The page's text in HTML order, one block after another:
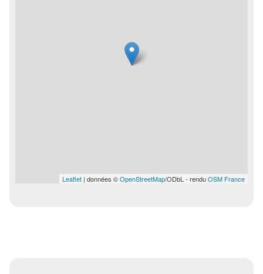
Leaflet | données ©OpenStreetMap/ODbL - renduOSM France